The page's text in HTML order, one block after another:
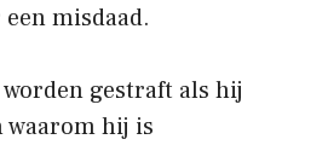
misdaad.
gestraft als hij
waarom hij is